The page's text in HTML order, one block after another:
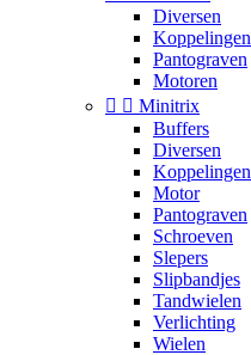
Diversen
Koppelingen
Pantograven
Motoren
  Minitrix
Buffers
Diversen
Koppelingen
Motor
Pantograven
Schroeven
Slepers
Slipbandjes
Tandwielen
Verlichting
Wielen